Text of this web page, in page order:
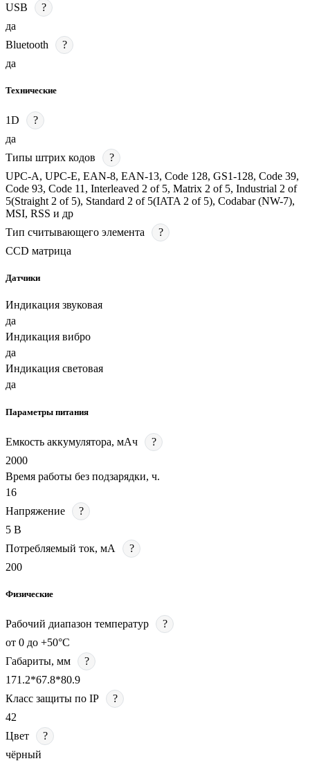
USB
?
да
Bluetooth
?
да
Технические
1D
?
да
Типы штрих кодов
?
UPC-A, UPC-E, EAN-8, EAN-13, Code 128, GS1-128, Code 39,
Code 93, Code 11, Interleaved 2 of 5, Matrix 2 of 5, Industrial 2 of
5(Straight 2 of 5), Standard 2 of 5(IATA 2 of 5), Codabar (NW-7),
MSI, RSS и др
Тип считывающего элемента
?
CCD матрица
Датчики
Индикация звуковая
да
Индикация вибро
да
Индикация световая
да
Параметры питания
Емкость аккумулятора, мАч
?
2000
Время работы без подзарядки, ч.
16
Напряжение
?
5 В
Потребляемый ток, мА
?
200
Физические
Рабочий диапазон температур
?
от 0 до +50°С
Габариты, мм
?
171.2*67.8*80.9
Класс защиты по IP
?
42
Цвет
?
чёрный